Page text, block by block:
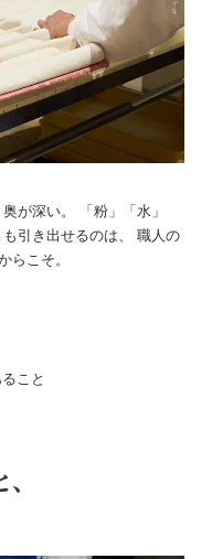
が深い。 「粉」「水」
引き出せるのは、 職人の
らこそ。
こと